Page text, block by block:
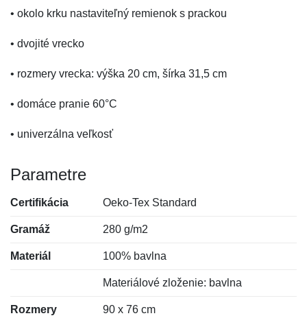
• okolo krku nastaviteľný remienok s prackou
• dvojité vrecko
• rozmery vrecka: výška 20 cm, šírka 31,5 cm
• domáce pranie 60°C
• univerzálna veľkosť
Parametre
Certifikácia Oeko-Tex Standard
Gramáž 280 g/m2
Materiál 100% bavlna
Materiálové zloženie: bavlna
Rozmery 90 x 76 cm